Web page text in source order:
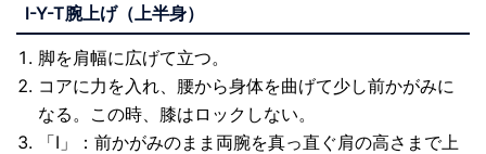
I-Y-T腕上げ（上半身）
脚を肩幅に広げて立つ。
コアに力を入れ、腰から身体を曲げて少し前かがみに
なる。この時、膝はロックしない。
「I」：前かがみのまま両腕を真っ直ぐ肩の高さまで上